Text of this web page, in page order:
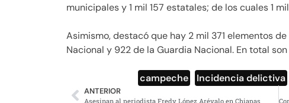
municipales y 1 mil 157 estatales; de los cuales 1
Asimismo, destacó que hay 2 mil 371 elementos
Nacional y 922 de la Guardia Nacional. En total
campeche Incidencia delictiva
ANTERIOR
Asesinan al periodista Fredy López Arévalo en Chiapas